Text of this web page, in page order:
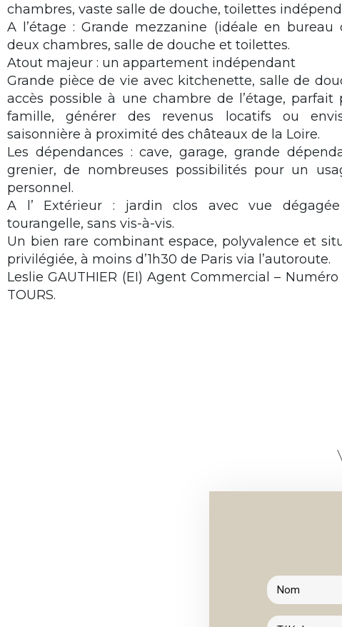
chambres, vaste salle de douche, toilettes
A l’étage : Grande mezzanine (idéale en bureau
deux chambres, salle de douche et toilettes.
Atout majeur : un appartement indépendant
Grande pièce de vie avec kitchenette, salle de
accès possible à une chambre de l’étage,
famille, générer des revenus locatifs ou
saisonnière à proximité des châteaux de la Loire.
Les dépendances : cave, garage, grande
grenier, de nombreuses possibilités pour un
personnel.
A l’ Extérieur : jardin clos avec vue
tourangelle, sans vis-à-vis.
Un bien rare combinant espace, polyvalence et
privilégiée, à moins d’1h30 de Paris via l’autoroute.
Leslie GAUTHIER (EI) Agent Commercial – Numéro
TOURS.